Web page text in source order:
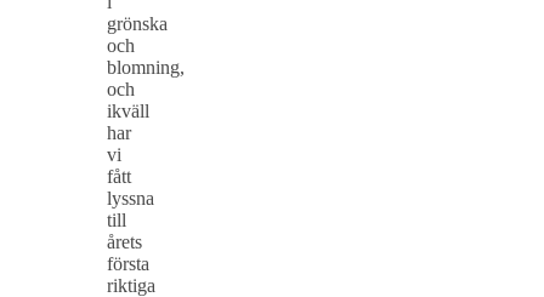
grönska
och
blomning,
och
ikväll
har
vi
fått
lyssna
till
årets
första
riktiga